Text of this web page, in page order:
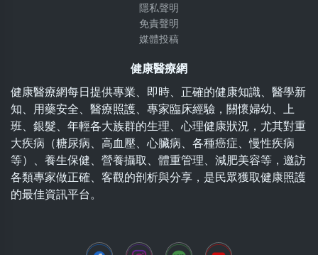
隱私聲明
免責聲明
媒體投稿
健康醫療網
健康醫療網每日提供專業、即時、正確的健康知識、醫學新
知、用藥安全、醫療照護、專家臨床經驗，關懷婦幼、上
班、銀髮、年輕各大族群的生理、心理健康狀況，尤其對重
大疾病（糖尿病、高血壓、心臟病、各種癌症、慢性疾病
等）、養生保健、營養攝取、體重管理、減肥美容等，邀訪
各類專家做正確、客觀的剖析與分享，是民眾獲取健康照護
的最佳資訊平台。